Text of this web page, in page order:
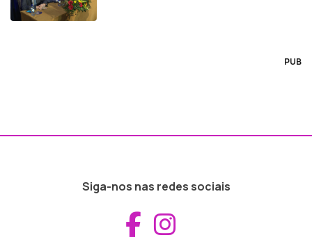
PUB
Siga-nos nas redes sociais
Aceder ao